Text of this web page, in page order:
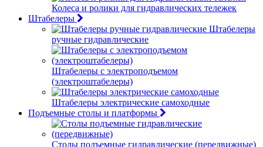
Колеса и ролики для гидравлических тележек
Штабелеры
Штабелеры
ручные гидравлические
Штабелеры с электроподъемом
(электроштабелеры)
Штабелеры электрические самоходные
Подъемные столы и платформы
Столы подъемные гидравлические (передвижные)